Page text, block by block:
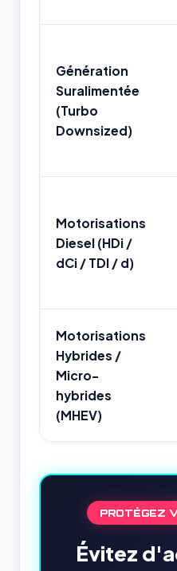
Génération
Suralimentée
(Turbo
Downsized)
Motorisations
Diesel (HDi /
dCi / TDI / d)
Motorisations
Hybrides /
Micro-
hybrides
(MHEV)
PROTÉGEZ
Évitez